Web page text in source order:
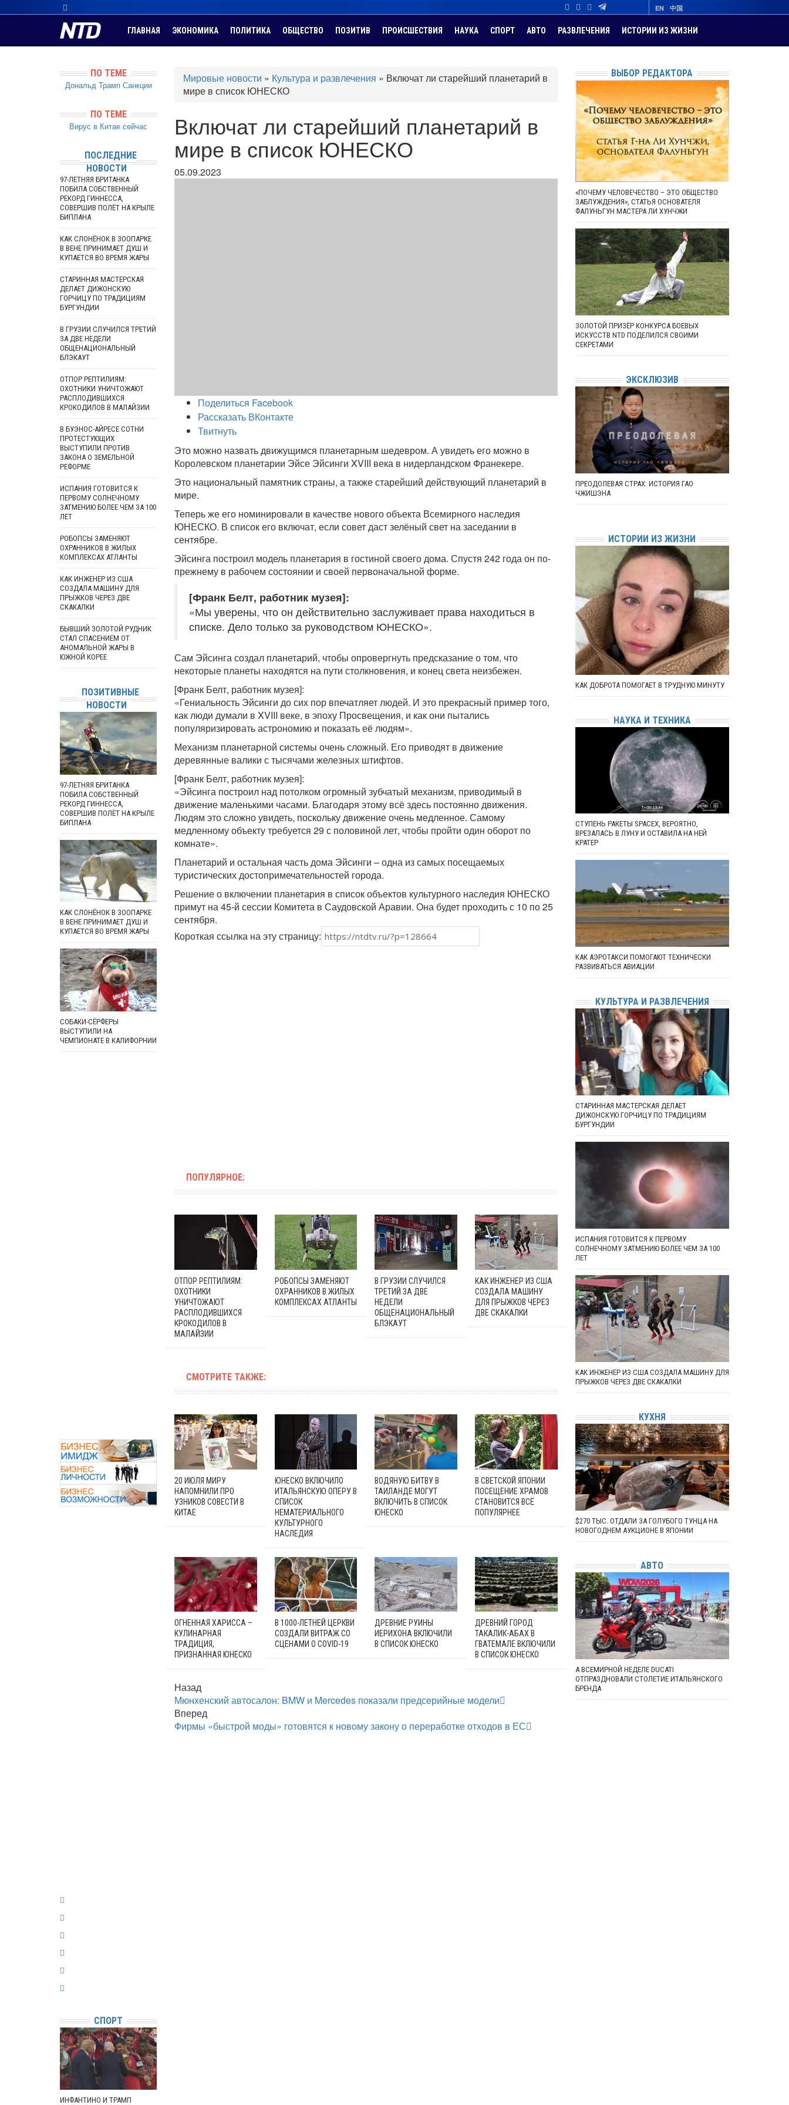
EN 中国
ГЛАВНАЯ ЭКОНОМИКА ПОЛИТИКА ОБЩЕСТВО ПОЗИТИВ ПРОИСШЕСТВИЯ НАУКА СПОРТ АВТО РАЗВЛЕЧЕНИЯ ИСТОРИИ ИЗ ЖИЗНИ
Мировые новости » Культура и развлечения » Включат ли старейший планетарий в
мире в список ЮНЕСКО
Включат ли старейший планетарий в
мире в список ЮНЕСКО
05.09.2023
Поделиться Facebook
Рассказать ВКонтакте
Твитнуть
Это можно назвать движущимся планетарным шедевром. А увидеть его можно в
Королевском планетарии Эйсе Эйсинги XVIII века в нидерландском Франекере.
Это национальный памятник страны, а также старейший действующий планетарий в
мире.
Теперь же его номинировали в качестве нового объекта Всемирного наследия
ЮНЕСКО. В список его включат, если совет даст зелёный свет на заседании в
сентябре.
Эйсинга построил модель планетария в гостиной своего дома. Спустя 242 года он по-
прежнему в рабочем состоянии и своей первоначальной форме.
[Франк Белт, работник музея]:
«Мы уверены, что он действительно заслуживает права находиться в
списке. Дело только за руководством ЮНЕСКО».
Сам Эйсинга создал планетарий, чтобы опровергнуть предсказание о том, что
некоторые планеты находятся на пути столкновения, и конец света неизбежен.
[Франк Белт, работник музея]:
«Гениальность Эйсинги до сих пор впечатляет людей. И это прекрасный пример того,
как люди думали в XVIII веке, в эпоху Просвещения, и как они пытались
популяризировать астрономию и показать её людям».
Механизм планетарной системы очень сложный. Его приводят в движение
деревянные валики с тысячами железных штифтов.
[Франк Белт, работник музея]:
«Эйсинга построил над потолком огромный зубчатый механизм, приводимый в
движение маленькими часами. Благодаря этому всё здесь постоянно движения.
Людям это сложно увидеть, поскольку движение очень медленное. Самому
медленному объекту требуется 29 с половиной лет, чтобы пройти один оборот по
комнате».
Планетарий и остальная часть дома Эйсинги – одна из самых посещаемых
туристических достопримечательностей города.
Решение о включении планетария в список объектов культурного наследия ЮНЕСКО
примут на 45-й сессии Комитета в Саудовской Аравии. Она будет проходить с 10 по 25
сентября.
Короткая ссылка на эту страницу:
ПОПУЛЯРНОЕ:
ОТПОР РЕПТИЛИЯМ:
ОХОТНИКИ
УНИЧТОЖАЮТ
РАСПЛОДИВШИХСЯ
КРОКОДИЛОВ В
МАЛАЙЗИИ
РОБОПСЫ ЗАМЕНЯЮТ
ОХРАННИКОВ В ЖИЛЫХ
КОМПЛЕКСАХ АТЛАНТЫ
В ГРУЗИИ СЛУЧИЛСЯ
ТРЕТИЙ ЗА ДВЕ
НЕДЕЛИ
ОБЩЕНАЦИОНАЛЬНЫЙ
БЛЭКАУТ
КАК ИНЖЕНЕР ИЗ США
СОЗДАЛА МАШИНУ
ДЛЯ ПРЫЖКОВ ЧЕРЕЗ
ДВЕ СКАКАЛКИ
СМОТРИТЕ ТАКЖЕ:
20 ИЮЛЯ МИРУ
НАПОМНИЛИ ПРО
УЗНИКОВ СОВЕСТИ В
КИТАЕ
ЮНЕСКО ВКЛЮЧИЛО
ИТАЛЬЯНСКУЮ ОПЕРУ В
СПИСОК
НЕМАТЕРИАЛЬНОГО
КУЛЬТУРНОГО
НАСЛЕДИЯ
ВОДЯНУЮ БИТВУ В
ТАИЛАНДЕ МОГУТ
ВКЛЮЧИТЬ В СПИСОК
ЮНЕСКО
В СВЕТСКОЙ ЯПОНИИ
ПОСЕЩЕНИЕ ХРАМОВ
СТАНОВИТСЯ ВСЁ
ПОПУЛЯРНЕЕ
ОГНЕННАЯ ХАРИССА –
КУЛИНАРНАЯ
ТРАДИЦИЯ,
ПРИЗНАННАЯ ЮНЕСКО
В 1000-ЛЕТНЕЙ ЦЕРКВИ
СОЗДАЛИ ВИТРАЖ СО
СЦЕНАМИ О COVID-19
ДРЕВНИЕ РУИНЫ
ИЕРИХОНА ВКЛЮЧИЛИ
В СПИСОК ЮНЕСКО
ДРЕВНИЙ ГОРОД
ТАКАЛИК-АБАХ В
ГВАТЕМАЛЕ ВКЛЮЧИЛИ
В СПИСОК ЮНЕСКО
Назад
Мюнхенский автосалон: BMW и Mercedes показали предсерийные модели
Вперед
Фирмы «быстрой моды» готовятся к новому закону о переработке отходов в ЕС
ПО ТЕМЕ
Дональд Трамп Санкции
ПО ТЕМЕ
Вирус в Китае сейчас
ПОСЛЕДНИЕ
НОВОСТИ
97-ЛЕТНЯЯ БРИТАНКА
ПОБИЛА СОБСТВЕННЫЙ
РЕКОРД ГИННЕССА,
СОВЕРШИВ ПОЛЁТ НА КРЫЛЕ
БИПЛАНА
КАК СЛОНЁНОК В ЗООПАРКЕ
В ВЕНЕ ПРИНИМАЕТ ДУШ И
КУПАЕТСЯ ВО ВРЕМЯ ЖАРЫ
СТАРИННАЯ МАСТЕРСКАЯ
ДЕЛАЕТ ДИЖОНСКУЮ
ГОРЧИЦУ ПО ТРАДИЦИЯМ
БУРГУНДИИ
В ГРУЗИИ СЛУЧИЛСЯ ТРЕТИЙ
ЗА ДВЕ НЕДЕЛИ
ОБЩЕНАЦИОНАЛЬНЫЙ
БЛЭКАУТ
ОТПОР РЕПТИЛИЯМ:
ОХОТНИКИ УНИЧТОЖАЮТ
РАСПЛОДИВШИХСЯ
КРОКОДИЛОВ В МАЛАЙЗИИ
В БУЭНОС-АЙРЕСЕ СОТНИ
ПРОТЕСТУЮЩИХ
ВЫСТУПИЛИ ПРОТИВ
ЗАКОНА О ЗЕМЕЛЬНОЙ
РЕФОРМЕ
ИСПАНИЯ ГОТОВИТСЯ К
ПЕРВОМУ СОЛНЕЧНОМУ
ЗАТМЕНИЮ БОЛЕЕ ЧЕМ ЗА 100
ЛЕТ
РОБОПСЫ ЗАМЕНЯЮТ
ОХРАННИКОВ В ЖИЛЫХ
КОМПЛЕКСАХ АТЛАНТЫ
КАК ИНЖЕНЕР ИЗ США
СОЗДАЛА МАШИНУ ДЛЯ
ПРЫЖКОВ ЧЕРЕЗ ДВЕ
СКАКАЛКИ
БЫВШИЙ ЗОЛОТОЙ РУДНИК
СТАЛ СПАСЕНИЕМ ОТ
АНОМАЛЬНОЙ ЖАРЫ В
ЮЖНОЙ КОРЕЕ
ПОЗИТИВНЫЕ
НОВОСТИ
97-ЛЕТНЯЯ БРИТАНКА
ПОБИЛА СОБСТВЕННЫЙ
РЕКОРД ГИННЕССА,
СОВЕРШИВ ПОЛЁТ НА КРЫЛЕ
БИПЛАНА
КАК СЛОНЁНОК В ЗООПАРКЕ
В ВЕНЕ ПРИНИМАЕТ ДУШ И
КУПАЕТСЯ ВО ВРЕМЯ ЖАРЫ
СОБАКИ-СЁРФЕРЫ
ВЫСТУПИЛИ НА
ЧЕМПИОНАТЕ В КАЛИФОРНИИ
СПОРТ
ИНФАНТИНО И ТРАМП
ВЫБОР РЕДАКТОРА
«ПОЧЕМУ ЧЕЛОВЕЧЕСТВО – ЭТО ОБЩЕСТВО
ЗАБЛУЖДЕНИЯ», СТАТЬЯ ОСНОВАТЕЛЯ
ФАЛУНЬГУН МАСТЕРА ЛИ ХУНЧЖИ
ЗОЛОТОЙ ПРИЗЁР КОНКУРСА БОЕВЫХ
ИСКУССТВ NTD ПОДЕЛИЛСЯ СВОИМИ
СЕКРЕТАМИ
ЭКСКЛЮЗИВ
ПРЕОДОЛЕВАЯ СТРАХ: ИСТОРИЯ ГАО
ЧЖИШЭНА
ИСТОРИИ ИЗ ЖИЗНИ
КАК ДОБРОТА ПОМОГАЕТ В ТРУДНУЮ МИНУТУ
НАУКА И ТЕХНИКА
СТУПЕНЬ РАКЕТЫ SPACEX, ВЕРОЯТНО,
ВРЕЗАЛАСЬ В ЛУНУ И ОСТАВИЛА НА НЕЙ
КРАТЕР
КАК АЭРОТАКСИ ПОМОГАЮТ ТЕХНИЧЕСКИ
РАЗВИВАТЬСЯ АВИАЦИИ
КУЛЬТУРА И РАЗВЛЕЧЕНИЯ
СТАРИННАЯ МАСТЕРСКАЯ ДЕЛАЕТ
ДИЖОНСКУЮ ГОРЧИЦУ ПО ТРАДИЦИЯМ
БУРГУНДИИ
ИСПАНИЯ ГОТОВИТСЯ К ПЕРВОМУ
СОЛНЕЧНОМУ ЗАТМЕНИЮ БОЛЕЕ ЧЕМ ЗА 100
ЛЕТ
КАК ИНЖЕНЕР ИЗ США СОЗДАЛА МАШИНУ ДЛЯ
ПРЫЖКОВ ЧЕРЕЗ ДВЕ СКАКАЛКИ
КУХНЯ
$270 ТЫС. ОТДАЛИ ЗА ГОЛУБОГО ТУНЦА НА
НОВОГОДНЕМ АУКЦИОНЕ В ЯПОНИИ
АВТО
А ВСЕМИРНОЙ НЕДЕЛЕ DUCATI
ОТПРАЗДНОВАЛИ СТОЛЕТИЕ ИТАЛЬЯНСКОГО
БРЕНДА